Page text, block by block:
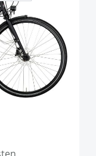
T-500
Disc,